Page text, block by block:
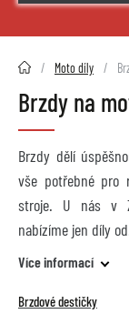
2HMOTO.cz Moto díly
Brzdy na
Brzdy dělí
vše potřebné pro
stroje. U nás v
nabízíme jen díly od
Více informací
Brzdové destičky